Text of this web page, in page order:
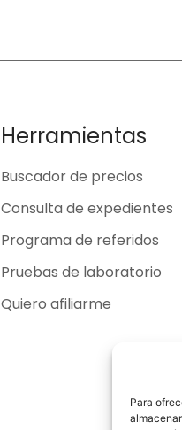
Para
Herramientas
Buscador de precios
Consulta de expedientes
Programa de referidos
Pruebas de laboratorio
Quiero afiliarme